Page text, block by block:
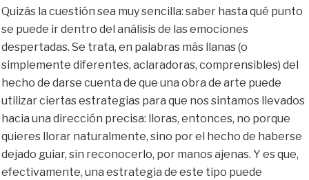
Quizás la cuestión sea muy sencilla: saber hasta qué punto
se puede ir dentro del análisis de las emociones
despertadas. Se trata, en palabras más llanas (o
simplemente diferentes, aclaradoras, comprensibles) del
hecho de darse cuenta de que una obra de arte puede
utilizar ciertas estrategias para que nos sintamos llevados
hacia una dirección precisa: lloras, entonces, no porque
quieres llorar naturalmente, sino por el hecho de haberse
dejado guiar, sin reconocerlo, por manos ajenas. Y es que,
efectivamente, una estrategia de este tipo puede